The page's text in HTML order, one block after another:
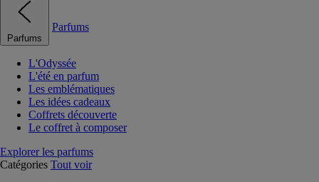
Parfums
Parfums
L'Odyssée
L'été en parfum
Les emblématiques
Les idées cadeaux
Coffrets découverte
Le coffret à composer
Explorer les parfums
Catégories Tout voir